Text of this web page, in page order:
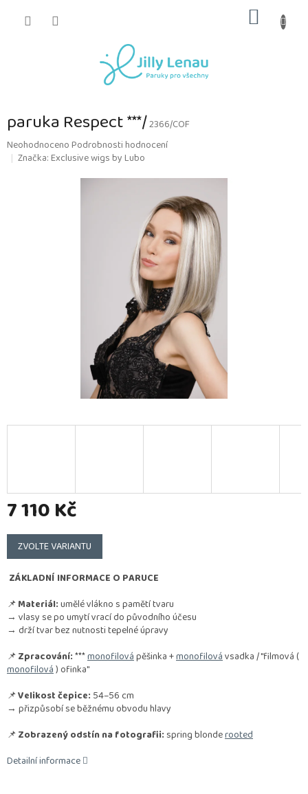
KOŠÍK
paruka Respect ***/2366/COF
Průměrné
hodnocení
NeohodnocenoPodrobnosti hodnocení
Značka:Exclusive wigs by Lubo
7 110 Kč
Měrná
cena:
ZVOLTE VARIANTU
ZÁKLADNÍ INFORMACE O PARUCE
📌Materiál:umělé vlákno s pamětí tvaru
→ vlasy se po umytí vrací do původního účesu
→ drží tvar bez nutnosti tepelné úpravy
📌Zpracování:***monofilovápěšinka +monofilovávsadka / "filmová (
monofilová) ofinka"
📌Velikost čepice: 54–56 cm
→ přizpůsobí se běžnému obvodu hlavy
📌Zobrazený odstín na fotografii: spring blonderooted
Detailní informace